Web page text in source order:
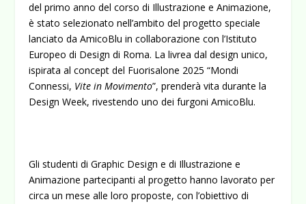
del primo anno del corso di Illustrazione e Animazione,
è stato selezionato nell’ambito del progetto speciale
lanciato daAmicoBlu in collaborazione con l’Istituto
Europeo di Design di Roma. La livrea dal design unico,
ispirata al concept del Fuorisalone 2025 “Mondi
Connessi, Vite in Movimento”, prenderà vita durante la
Design Week, rivestendo uno dei furgoni AmicoBlu.
Gli studenti di Graphic Design e di Illustrazione e
Animazione partecipanti al progetto hanno lavorato per
circa un mese alle loro proposte, con l’obiettivo di